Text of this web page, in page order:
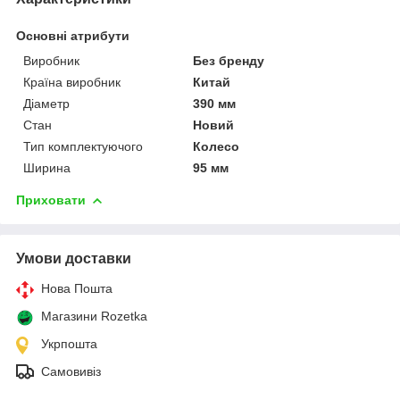
Основні атрибути
Виробник
Без бренду
Країна виробник
Китай
Діаметр
390 мм
Стан
Новий
Тип комплектуючого
Колесо
Ширина
95 мм
Приховати
Умови доставки
Нова Пошта
Магазини Rozetka
Укрпошта
Самовивіз